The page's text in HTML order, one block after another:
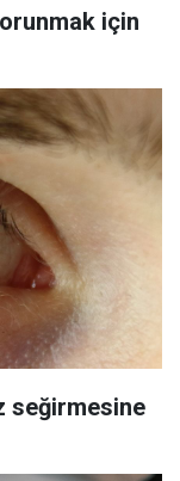
için
seğirmesine